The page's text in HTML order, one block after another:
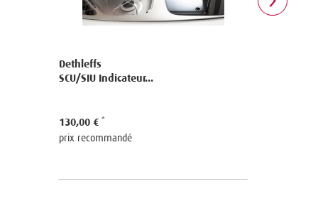
Dethleffs
SCU/SIU Indicateur...
130,00 €
prix recommandé